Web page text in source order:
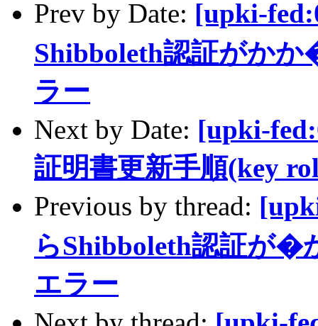
Prev by Date: [upki-
Shibboleth認証がか
ラー
Next by Date: [upki-
証明書更新手順(key
Previous by thread:
らShibboleth認証が�
エラー